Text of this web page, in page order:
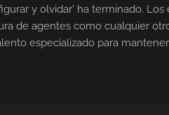
y olvidar' ha terminado. Los
de agentes como cualquier
especializado para